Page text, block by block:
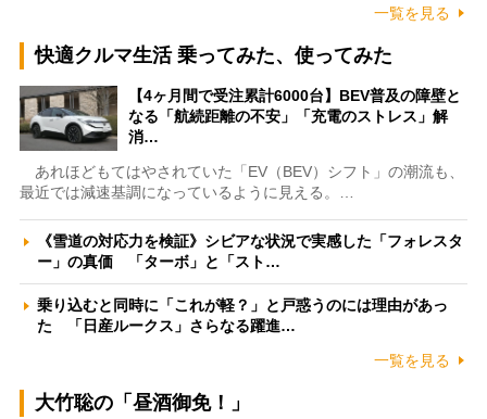
一覧を見る
快適クルマ生活 乗ってみた、使ってみた
【4ヶ月間で受注累計6000台】BEV普及の障壁と
なる「航続距離の不安」「充電のストレス」解
消…
あれほどもてはやされていた「EV（BEV）シフト」の潮流も、
最近では減速基調になっているように見える。…
《雪道の対応力を検証》シビアな状況で実感した「フォレスタ
ー」の真価 「ターボ」と「スト…
乗り込むと同時に「これが軽？」と戸惑うのには理由があっ
た 「日産ルークス」さらなる躍進…
一覧を見る
大竹聡の「昼酒御免！」